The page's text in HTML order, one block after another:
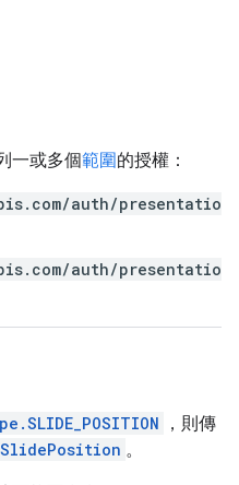
一或多個範圍的授權：
auth/presentatio
auth/presentatio
，則傳
SlidePosition 。